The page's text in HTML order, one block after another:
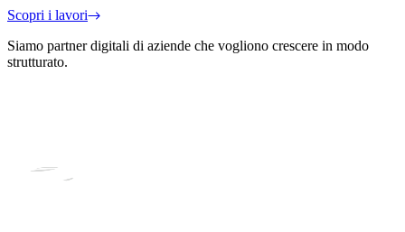
Scopri i lavori
Siamo partner digitali di aziende che vogliono crescere in modo
strutturato.